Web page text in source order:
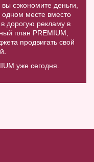
сэкономите деньги,
месте вместо
дорогую рекламу в
план PREMIUM,
продвигать свой
уже сегодня.